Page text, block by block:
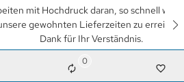
daran, so schnell wie möglich
Lieferzeiten zu erreichen. Vielen
für Ihr Verständnis.
0